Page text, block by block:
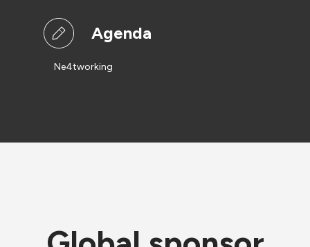
Agenda
Ne4tworking